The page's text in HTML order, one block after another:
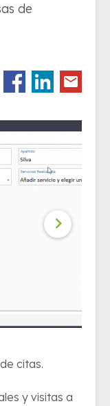
de

citas.
y visitas a